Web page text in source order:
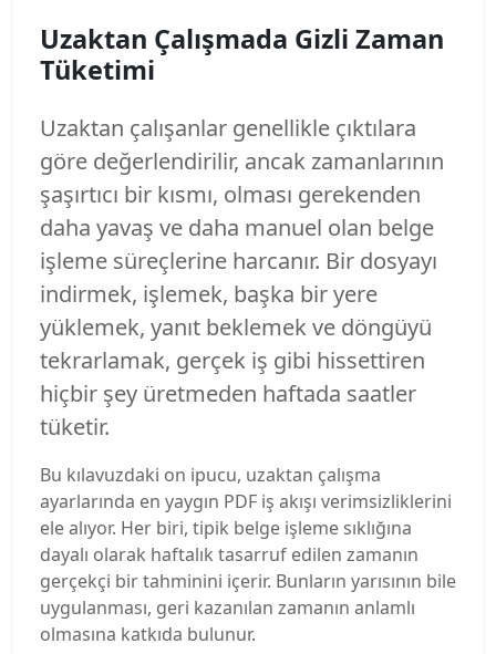
Uzaktan Çalışmada Gizli Zaman
Tüketimi
Uzaktan çalışanlar genellikle çıktılara
göre değerlendirilir, ancak zamanlarının
şaşırtıcı bir kısmı, olması gerekenden
daha yavaş ve daha manuel olan belge
işleme süreçlerine harcanır. Bir dosyayı
indirmek, işlemek, başka bir yere
yüklemek, yanıt beklemek ve döngüyü
tekrarlamak, gerçek iş gibi hissettiren
hiçbir şey üretmeden haftada saatler
tüketir.
Bu kılavuzdaki on ipucu, uzaktan çalışma
ayarlarında en yaygın PDF iş akışı verimsizliklerini
ele alıyor. Her biri, tipik belge işleme sıklığına
dayalı olarak haftalık tasarruf edilen zamanın
gerçekçi bir tahminini içerir. Bunların yarısının bile
uygulanması, geri kazanılan zamanın anlamlı
olmasına katkıda bulunur.